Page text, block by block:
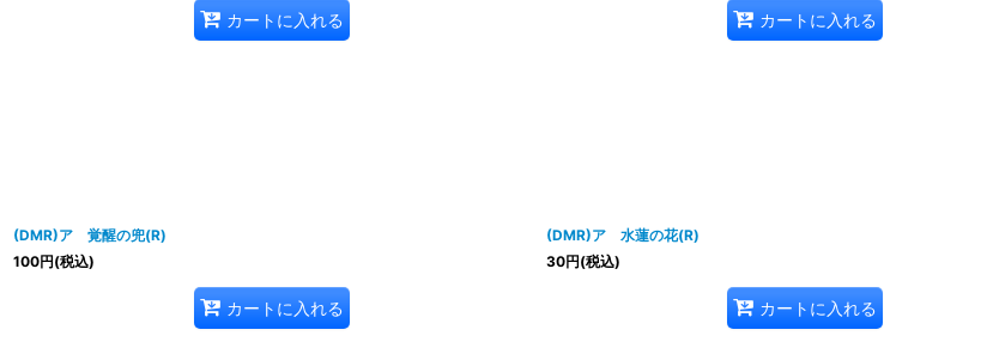
カートに入れる カートに入れる
(DMR)ア 覚醒の兜(R)
100円(税込)
カートに入れる
(DMR)ア 水蓮の花(R)
30円(税込)
カートに入れる